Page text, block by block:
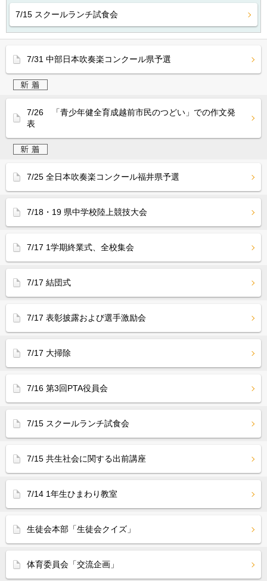
7/15 スクールランチ試食会
7/31 中部日本吹奏楽コンクール県予選
7/26 「青少年健全育成越前市民のつどい」での作文発
表
7/25 全日本吹奏楽コンクール福井県予選
7/18・19 県中学校陸上競技大会
7/17 1学期終業式、全校集会
7/17 結団式
7/17 表彰披露および選手激励会
7/17 大掃除
7/16 第3回PTA役員会
7/15 スクールランチ試食会
7/15 共生社会に関する出前講座
7/14 1年生ひまわり教室
生徒会本部「生徒会クイズ」
体育委員会「交流企画」